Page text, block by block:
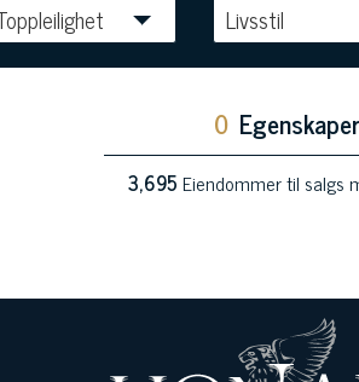
Livsstil
0 Egenskaper
3,695Eiendommer til salgs